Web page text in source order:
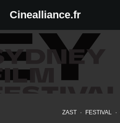
Cinealliance.fr
ZAST · FESTIVAL ·